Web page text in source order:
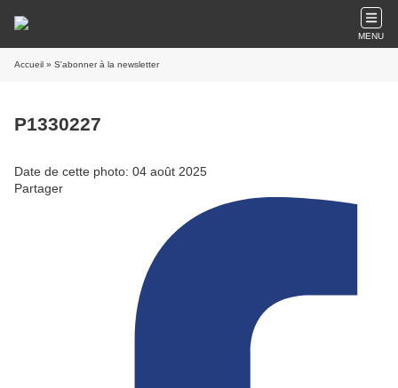
MENU
Accueil » S'abonner à la newsletter
P1330227
Date de cette photo: 04 août 2025
Partager